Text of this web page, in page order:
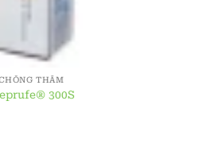
THẤM
300S